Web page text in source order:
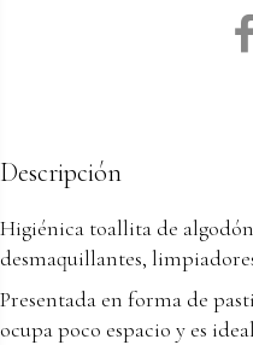
Descripción
Higiénica toallita de
desmaquillantes,
Presentada en forma de
ocupa poco espacio y es